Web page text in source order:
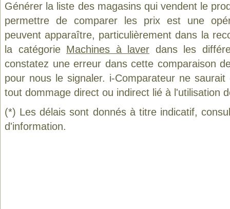
Générer la liste des magasins qui vendent le
permettre de comparer les prix est une
peuvent apparaître, particulièrement dans la
la catégorie Machines à laver dans les
constatez une erreur dans cette comparaison
pour nous le signaler. i-Comparateur ne
tout dommage direct ou indirect lié à l'utilisation
(*) Les délais sont donnés à titre indicatif,
d'information.